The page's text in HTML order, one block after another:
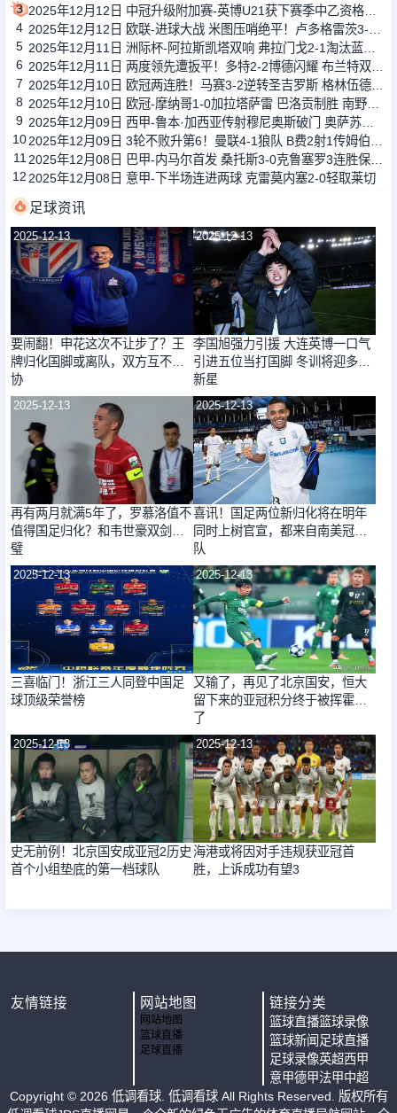
3
4
5
6
7
8
9
10
11
12 2025年12月08日 意甲-下半场连进两球 克雷莫内塞2-0轻取莱切
足球资讯
2025-12-13
要闹翻！申花这次不让步了？王
牌归化国脚或离队，双方互不妥
协
2025-12-13
李国旭强力引援 大连英博一口气
引进五位当打国脚 冬训将迎多位
新星
2025-12-13
再有两月就满5年了，罗慕洛值不
值得国足归化？和韦世豪双剑合
璧
2025-12-13
喜讯！国足两位新归化将在明年
同时上树官宣，都来自南美冠军
队
2025-12-13
三喜临门！浙江三人同登中国足
球顶级荣誉榜
2025-12-13
又输了，再见了北京国安，恒大
留下来的亚冠积分终于被挥霍完
了
2025-12-13
史无前例！北京国安成亚冠2历史
首个小组垫底的第一档球队
2025-12-13
海港或将因对手违规获亚冠首
胜，上诉成功有望3
友情链接 网站地图
网站地图
篮球直播
足球直播
链接分类
篮球直播篮球录像
篮球新闻 足球直播
足球录像英超西甲
意甲德甲法甲中超
Copyright © 2026 低调看球. 低调看球 All Rights Reserved. 版权所有